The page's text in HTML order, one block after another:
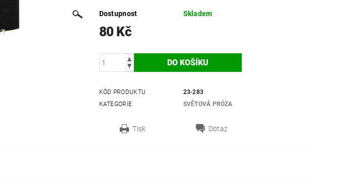
Dostupnost Skladem
80 Kč
KÓD PRODUKTU
23-283
KATEGORIE
SVĚTOVÁ PRÓZA
Tisk Dotaz